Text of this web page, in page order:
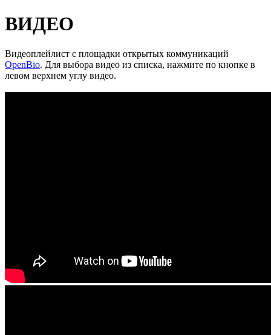
ВИДЕО
Видеоплейлист с площадки открытых коммуникаций
OpenBio. Для выбора видео из списка, нажмите по кнопке в
левом верхнем углу видео.